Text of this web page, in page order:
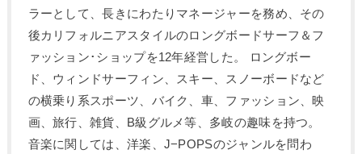
ラーとして、長きにわたりマネージャーを務め、その
後カリフォルニアスタイルのロングボードサーフ＆フ
ァッション･ショップを12年経営した。 ロングボー
ド、ウィンドサーフィン、スキー、スノーボードなど
の横乗り系スポーツ、バイク、車、ファッション、映
画、旅行、雑貨、B級グルメ等、多岐の趣味を持つ。
音楽に関しては、洋楽、J−POPSのジャンルを問わ